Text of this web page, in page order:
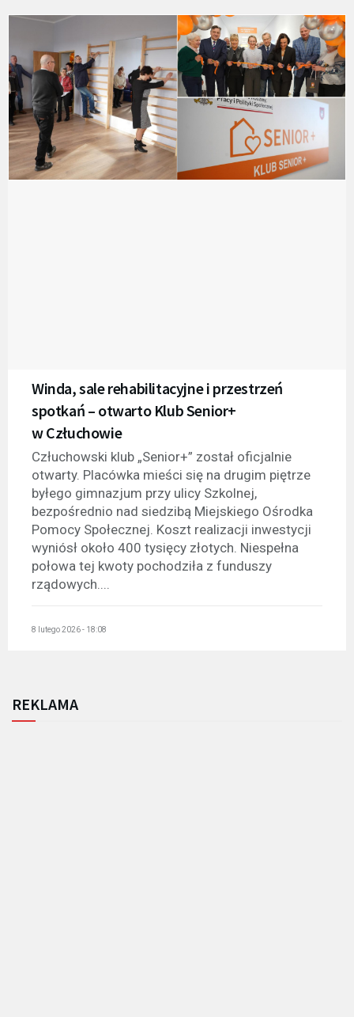
Winda, sale rehabilitacyjne i przestrzeń
spotkań – otwarto Klub Senior+
w Człuchowie
Człuchowski klub „Senior+” został oficjalnie
otwarty. Placówka mieści się na drugim piętrze
byłego gimnazjum przy ulicy Szkolnej,
bezpośrednio nad siedzibą Miejskiego Ośrodka
Pomocy Społecznej. Koszt realizacji inwestycji
wyniósł około 400 tysięcy złotych. Niespełna
połowa tej kwoty pochodziła z funduszy
rządowych....
8 lutego 2026 - 18:08
REKLAMA